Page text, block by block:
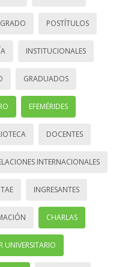
POSTÍTULOS
INSTITUCIONALES
GRADUADOS
EFEMÉRIDES
DOCENTES
INTERNACIONALES
INGRESANTES
CHARLAS
UNIVERSITARIO